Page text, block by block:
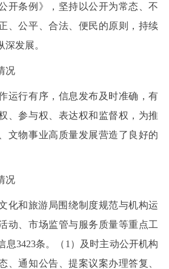
开条例》，坚持以公开为常态、不
、公平、合法、便民的原则，持续
发展。
况
行有序，信息发布及时准确，有
、参与权、表达权和监督权，为推
文物事业高质量发展营造了良好的
况
和旅游局围绕制度规范与机构运
动、市场监管与服务质量等重点工
息3423条。（1）及时主动公开机构
、通知公告、提案议案办理答复、